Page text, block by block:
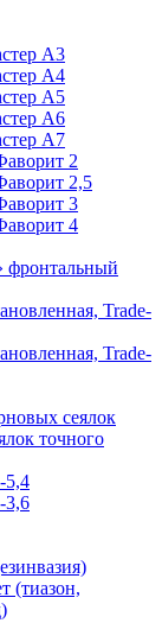
А3
А4
А5
А6
А7
2
2,5
3
4
фронтальный
Trade-
Trade-
сеялок
точного
5,4
3,6
(тиазон,